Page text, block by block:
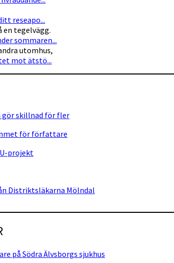
reseapo...
sommaren...
mot ätstö...
skillnad för fler
för författare
projekt
Distriktsläkarna Mölndal
på Södra Älvsborgs sjukhus